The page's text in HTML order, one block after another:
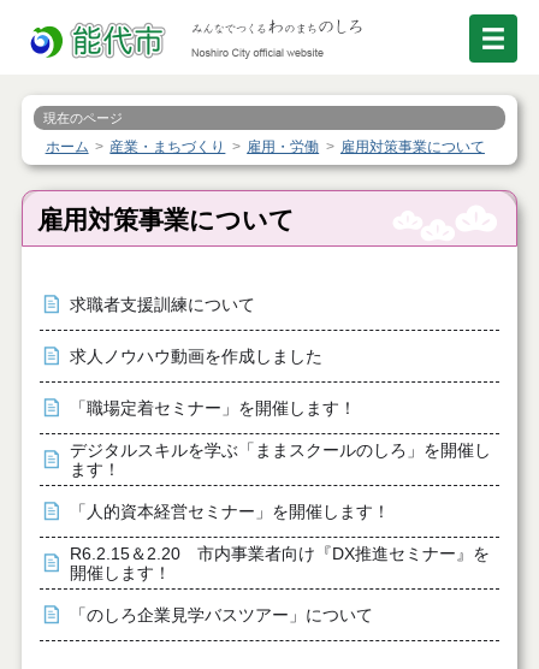
現在のページ
ホーム 産業・まちづくり 雇用・労働 雇用対策事業について
雇用対策事業について
求職者支援訓練について
求人ノウハウ動画を作成しました
「職場定着セミナー」を開催します！
デジタルスキルを学ぶ「ままスクールのしろ」を開催し
ます！
「人的資本経営セミナー」を開催します！
R6.2.15＆2.20 市内事業者向け『DX推進セミナー』を
開催します！
「のしろ企業見学バスツアー」について